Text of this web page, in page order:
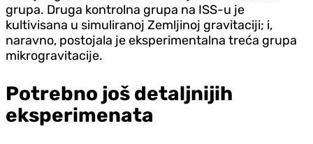
grupa. Druga kontrolna grupa na ISS-u je
kultivisana u simuliranoj Zemljinoj gravitaciji; i,
naravno, postojala je eksperimentalna treća grupa
mikrogravitacije.
Potrebno još detaljnijih
eksperimenata